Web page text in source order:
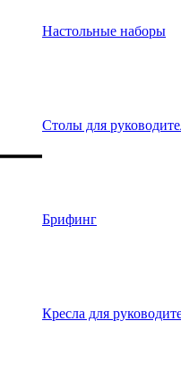
Настольные наборы
Столы для
Брифинг
Кресла для